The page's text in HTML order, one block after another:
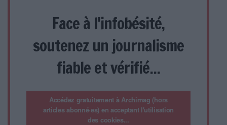
Face à l'infobésité,
soutenez un journalisme
fiable et vérifié...
Accédez gratuitement à Archimag (hors
articles abonné·es) en acceptant l'utilisation
des cookies...